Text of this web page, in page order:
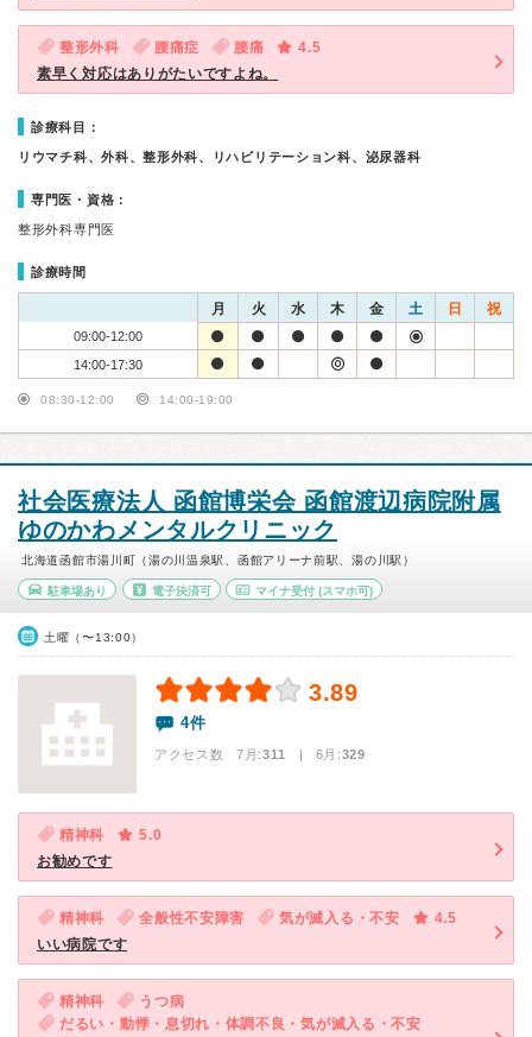
整形外科 腰痛症 腰痛
4.5
素早く対応はありがたいですよね。
診療科目：
リウマチ科、外科、整形外科、リハビリテーション科、泌尿器科
専門医・資格：
整形外科専門医
診療時間
月 火 水 木 金 土 日 祝
09:00-12:00
14:00-17:30
08:30-12:00 14:00-19:00
社会医療法人 函館博栄会 函館渡辺病院附属
ゆのかわメンタルクリニック
北海道函館市湯川町（湯の川温泉駅、函館アリーナ前駅、湯の川駅）
駐車場あり 電子決済可 マイナ受付 (スマホ可)
土曜（〜13:00）
3.89
4件
アクセス数 7月:311 | 6月:329
精神科
5.0
お勧めです
精神科 全般性不安障害 気が滅入る・不安
4.5
いい病院です
精神科
うつ病
だるい・動悸・息切れ・体調不良・気が滅入る・不安